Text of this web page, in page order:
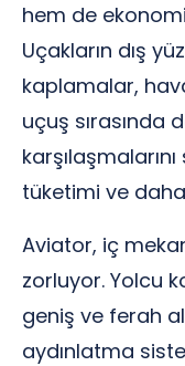
hem de
Uçakların dış
kaplamalar,
uçuş sırasında
tüketimi ve
Aviator, iç
zorluyor. Yolcu
geniş ve ferah
aydınlatma